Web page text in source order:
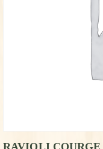
RAVIOLI